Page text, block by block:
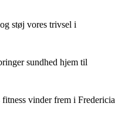
støj vores trivsel i
sundhed hjem til
vinder frem i Fredericia